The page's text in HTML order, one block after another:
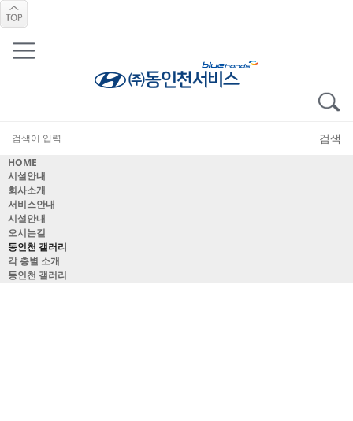
HOME
시설안내
회사소개
서비스안내
시설안내
오시는길
동인천 갤러리
각 층별 소개
동인천 갤러리